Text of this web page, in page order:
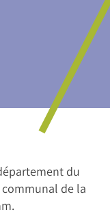
du
de la